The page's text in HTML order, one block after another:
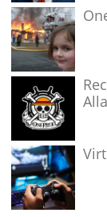
Alla